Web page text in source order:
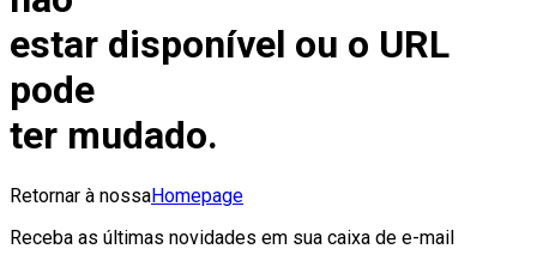
estar disponível ou o URL
pode
ter mudado.
Retornar à nossaHomepage
Receba as últimas novidades em sua caixa de e-mail